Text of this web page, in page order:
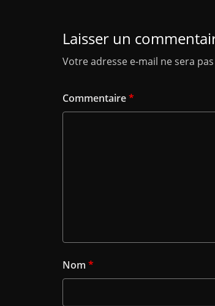
Laisser un
Votre adresse e-mail ne sera
Commentaire*
Nom *